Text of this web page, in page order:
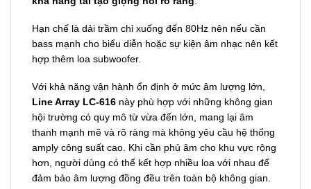
Hạn chế là dải trầm chỉ xuống đến 80Hz nên nếu cần
bass mạnh cho biểu diễn hoặc sự kiện âm nhạc nên kết
hợp thêm loa subwoofer.
Với khả năng vận hành ổn định ở mức âm lượng lớn,
Line Array LC-616 này phù hợp với những không gian
hội trường có quy mô từ vừa đến lớn, mang lại âm
thanh mạnh mẽ và rõ ràng mà không yêu cầu hệ thống
amply công suất cao. Khi cần phủ âm cho khu vực rộng
hơn, người dùng có thể kết hợp nhiều loa với nhau để
đảm bảo âm lượng đồng đều trên toàn bộ không gian.